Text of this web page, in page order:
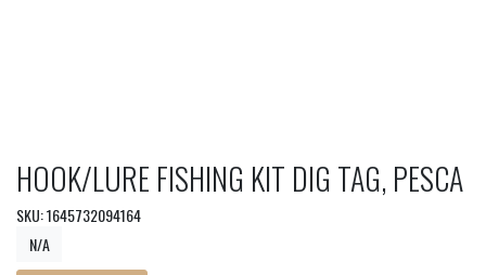
HOOK/LURE FISHING KIT DIG TAG, PESCA
SKU: 1645732094164
N/A